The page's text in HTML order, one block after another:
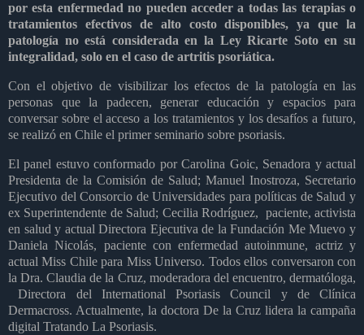
por esta enfermedad no pueden acceder a todas las terapias o
tratamientos efectivos de alto costo disponibles, ya que la
patología no está considerada en la Ley Ricarte Soto en su
integralidad, solo en el caso de artritis psoriática.
Con el objetivo de visibilizar los efectos de la patología en las
personas que la padecen, generar educación y espacios para
conversar sobre el acceso a los tratamientos y los desafíos a futuro,
se realizó en Chile el primer seminario sobre psoriasis.
El panel estuvo conformado por Carolina Goic, Senadora y actual
Presidenta de la Comisión de Salud; Manuel Inostroza, Secretario
Ejecutivo del Consorcio de Universidades para políticas de Salud y
ex Superintendente de Salud; Cecilia Rodríguez, paciente, activista
en salud y actual Directora Ejecutiva de la Fundación Me Muevo y
Daniela Nicolás, paciente con enfermedad autoinmune, actriz y
actual Miss Chile para Miss Universo. Todos ellos conversaron con
la Dra. Claudia de la Cruz, moderadora del encuentro, dermatóloga,
Directora del International Psoriasis Council y de Clínica
Dermacross. Actualmente, la doctora De la Cruz lidera la campaña
digital Tratando La Psoriasis.